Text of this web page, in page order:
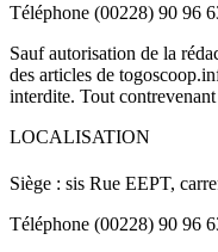
Téléphone (00228) 90 96
Sauf autorisation de la
des articles de
interdite. Tout contrevenant
LOCALISATION
Siège : sis Rue EEPT,
Téléphone (00228) 90 96